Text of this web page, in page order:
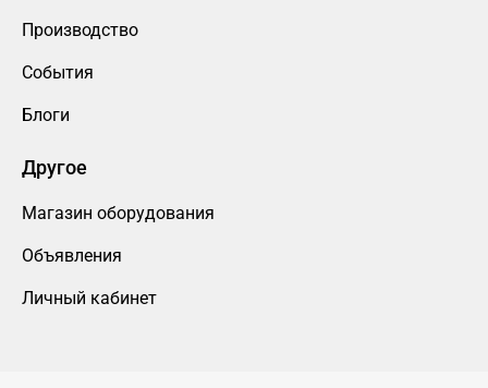
Производство
События
Блоги
Другое
Магазин оборудования
Объявления
Личный кабинет